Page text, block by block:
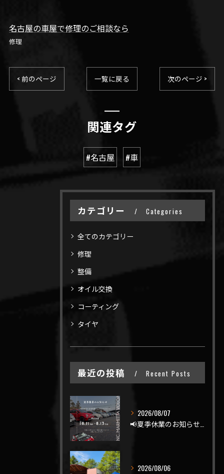
名古屋の車屋で修理のご相談なら
修理
< 前のページ 一覧に戻る 次のページ >
関連タグ
#名古屋 #車
カテゴリー Categories
全てのカテゴリー
修理
整備
オイル交換
コーティング
タイヤ
最近の投稿 Recent Posts
2026/08/07
2026/08/06